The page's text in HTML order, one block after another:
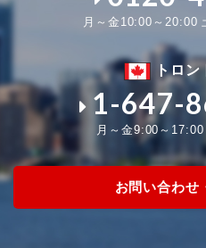
月～金10:00～20:00
トロ
1-647-
月～金9:00～17:00
お問い合わせ